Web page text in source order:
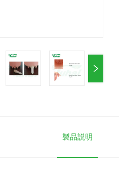
製品説明